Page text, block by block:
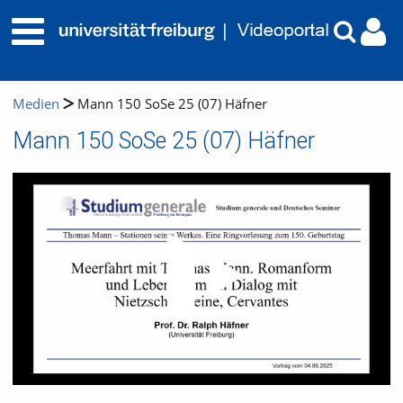
Medien Mann 150 SoSe 25 (07) Häfner
Mann 150 SoSe 25 (07) Häfner